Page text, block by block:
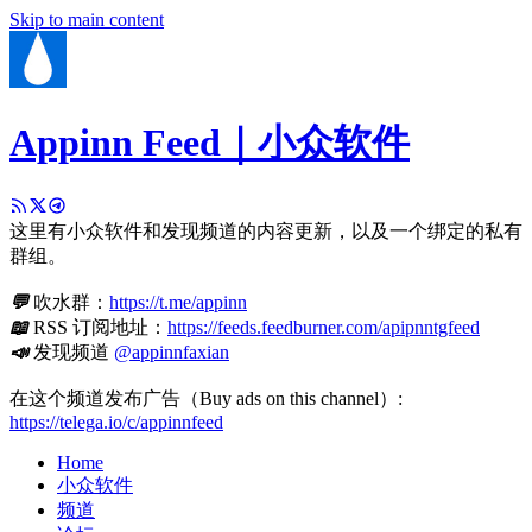
Skip to main content
Appinn Feed｜小众软件
这里有小众软件和发现频道的内容更新，以及一个绑定的私有
群组。
💬吹水群： https://t.me/appinn
📖RSS 订阅地址： https://feeds.feedburner.com/apipnntgfeed
📣发现频道 @appinnfaxian
在这个频道发布广告（Buy ads on this channel）:
https://telega.io/c/appinnfeed
Home
小众软件
频道